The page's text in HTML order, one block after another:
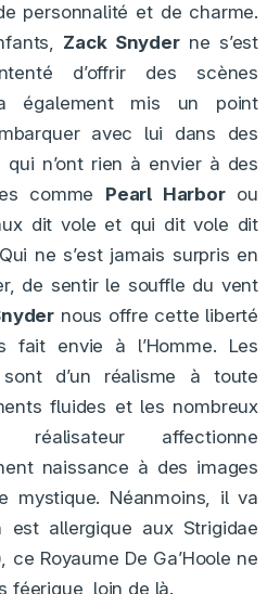
personnalité et de charme.
Zack Snyderne s’est
d’offrir des scènes
également mis un point
avec lui dans des
qui n’ont rien à envier à des
comme Pearl Harborou
dit vole et qui dit vole dit
ne s’est jamais surpris en
de sentir le souffle du vent
nous offre cette liberté
fait envie à l’Homme. Les
d’un réalisme à toute
fluides et les nombreux
affectionne
naissance à des images
mystique. Néanmoins, il va
est allergique aux Strigidae
Royaume De Ga’Hoole ne
féerique, loin de là.